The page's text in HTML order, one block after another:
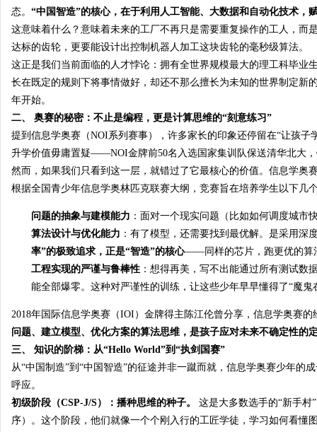
态。 “中国智造”的核心，在于利用人工智能、大数据和自动化技术，
这意味着什么？意味着未来的工厂不再只是需要重复操作的工人，
达标的齿轮，更要能设计出控制机器人加工这块齿轮的毫秒级算法。
这正是我们当前面临的人才悖论：拥有全世界规模最大的理工科毕
长在既定的规则下将事情做好，却还不那么擅长为未知的世界制定新
年开始。
二、 奥赛的秘密：不止是编程，更是计算思维的“刻意练习”
提到信息学奥赛（NOI系列赛事），许多家长的印象还停留在“让孩
升学价值毋庸置疑——NOI金牌前50名入选国家集训队保送清华北大
然而，如果我们只看到这一层，就错过了它最核心的价值。信息学奥
根据全国青少年信息学奥林匹克联赛大纲，竞赛旨在培养学生以下几
问题的抽象与建模能力 ：面对一个现实问题（比如如何调度城市
算法设计与优化能力 ：有了模型，还需要找到最优解。是采用
率”的极致追求，正是“智造”的核心——同样的芯片，跑更优的算
工程实现的严谨与鲁棒性 ：想得再美，写不出能通过所有测试数
能全部爆零。这种对严谨性的训练，让这些少年早早懂得了“魔
2018年国际信息学奥赛（IOI）金牌得主陈江伦曾分享，信息学奥赛
问题、建立模型、优化方案的算法思维，是孩子应对未来不确定性的
三、 知识的阶梯：从“Hello World”到“执剑国赛”
从“中国制造”到“中国智造”的征途并非一蹴而就，信息学奥赛少年
呼应。
初级阶段（CSP-J/S）：播种思维的种子。
这是大多数选手的“新手村
序） 。这个阶段，他们就像一个个刚入行的工匠学徒，学习如何看懂